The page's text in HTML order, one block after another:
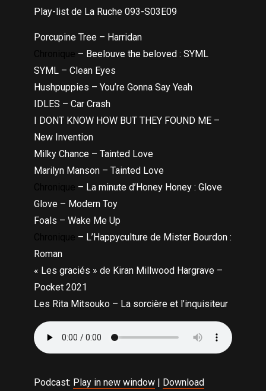
Play-list de La Ruche 093-S03E09
Porcupine Tree – Harridan
– Beelouve the beloved : SYML
SYML – Clean Eyes
Hushpuppies – You’re Gonna Say Yeah
IDLES – Car Crash
I DONT KNOW HOW BUT THEY FOUND ME –
New Invention
Milky Chance – Tainted Love
Marilyn Manson – Tainted Love
– La minute d’Honey Honey : Glove
Glove – Modern Toy
Foals – Wake Me Up
– L’Happyculture de Mister Bourdon :
Roman
« Les graciés » de Kiran Millwood Hargrave –
Pocket 2021
Les Rita Mitsouko – La sorcière et l’inquisiteur
Podcast: Play in new window | Download